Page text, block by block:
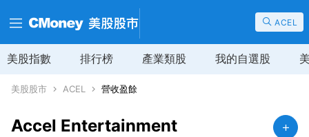
ACEL
美股指數 排行榜 產業類股 我的自選股
美股股市 ACEL 營收盈餘
Accel Entertainment